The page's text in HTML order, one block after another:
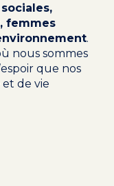
femmes
.
nous sommes
que nos
et de vie